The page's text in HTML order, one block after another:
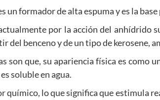
un formador de alta espuma y es la
por la acción del anhídrido
del benceno y de un tipo de kerosene,
son que, su apariencia física es como
soluble en agua.
químico, lo que significa que estimula